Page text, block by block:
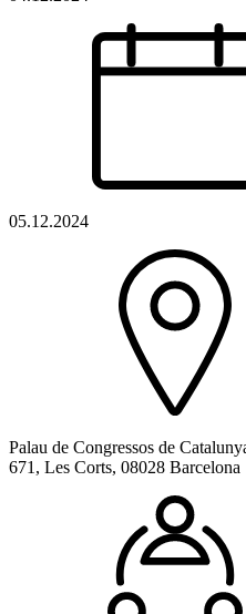
05.12.2024
Palau de Congressos de
671, Les Corts, 08028 Barcelona